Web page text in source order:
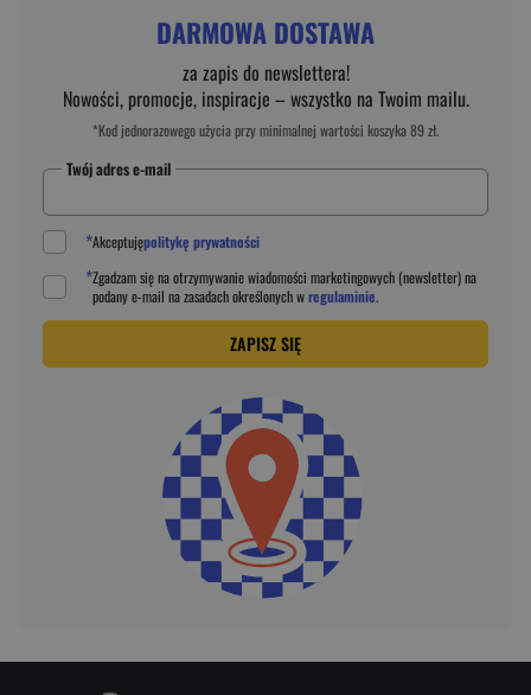
DARMOWA DOSTAWA
za zapis do newslettera!
Nowości, promocje, inspiracje – wszystko na Twoim mailu.
*Kod jednorazowego użycia przy minimalnej wartości koszyka 89 zł.
Twój adres e-mail
*Akceptujępolitykę prywatności
*Zgadzam się na otrzymywanie wiadomości marketingowych (newsletter) na
podanye-mail na zasadach określonych wregulaminie.
ZAPISZ SIĘ